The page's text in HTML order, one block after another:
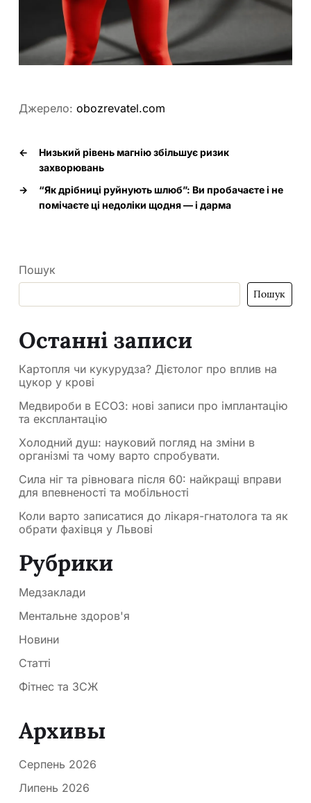
Джерело: obozrevatel.com
←
Низький рівень магнію збільшує ризик
захворювань
→
“Як дрібниці руйнують шлюб”: Ви пробачаєте і не
помічаєте ці недоліки щодня — і дарма
Пошук
Пошук
Останні записи
Картопля чи кукурудза? Дієтолог про вплив на
цукор у крові
Медвироби в ЕСОЗ: нові записи про імплантацію
та експлантацію
Холодний душ: науковий погляд на зміни в
організмі та чому варто спробувати.
Сила ніг та рівновага після 60: найкращі вправи
для впевненості та мобільності
Коли варто записатися до лікаря-гнатолога та як
обрати фахівця у Львові
Рубрики
Медзаклади
Ментальне здоров'я
Новини
Статті
Фітнес та ЗСЖ
Архивы
Серпень 2026
Липень 2026